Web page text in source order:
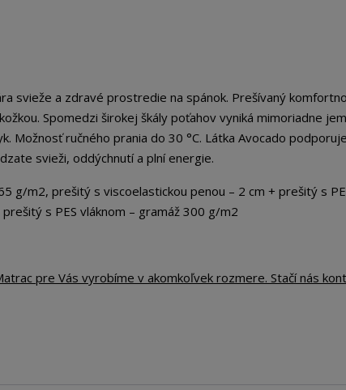
svieže a zdravé prostredie na spánok. Prešívaný
Spomedzi širokej škály poťahov vyniká mimoriadne
Možnosť ručného prania do 30 °C. Látka Avocado podporuje
svieži, oddýchnutí a plní energie.
g/m2, prešitý s viscoelastickou penou – 2 cm + prešitý s
s PES vláknom – gramáž 300 g/m2
pre Vás vyrobíme v akomkoľvek rozmere. Stačí nás